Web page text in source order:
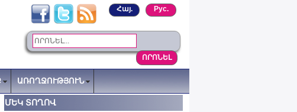
Рус.
Հայ.
ԱՌՈՂՋՈՒԹՅՈՒՆ
ՄԵԿ ՏՈՂՈՎ